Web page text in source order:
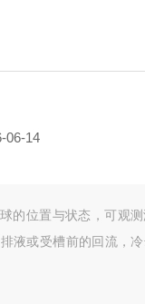
06-14
的位置与状态，可观
液或受槽前的回流，